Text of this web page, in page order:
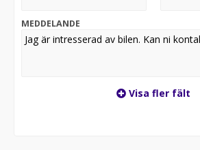
MEDDELANDE
Visa fler fält